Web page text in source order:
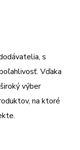
s
Vďaka
výber
na ktoré